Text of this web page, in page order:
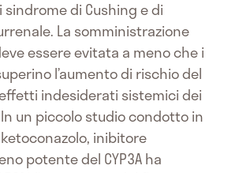
di Cushing e di
La somministrazione
essere evitata a meno che i
l’aumento di rischio del
indesiderati sistemici dei
un piccolo studio condotto in
inibitore
potente del CYP3A ha